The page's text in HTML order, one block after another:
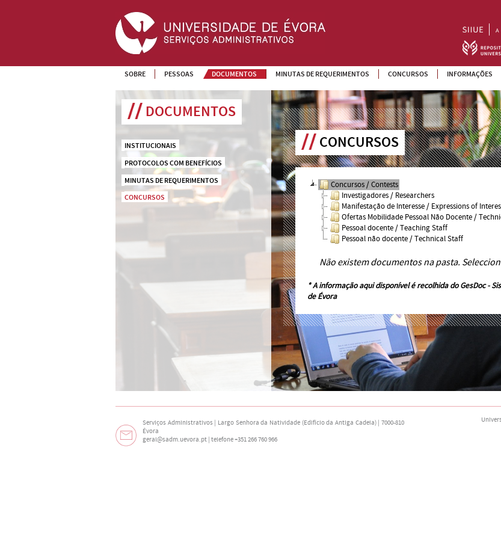
SOBRE PESSOAS DOCUMENTOS MINUTAS DE REQUERIMENTOS CONCURSOS INFORMAÇÕES
DOCUMENTOS
INSTITUCIONAIS
PROTOCOLOS COM BENEFÍCIOS
MINUTAS DE REQUERIMENTOS
CONCURSOS
CONCURSOS
Concursos / Contests
Investigadores / Researchers
Manifestação de Interesse / Expressions of
Ofertas Mobilidade Pessoal Não Docente /
Pessoal docente / Teaching Staff
Pessoal não docente / Technical Staff
Não existem documentos na pasta.
* A informação aqui disponível é recolhida doGesDoc -
de Évora
Serviços Administrativos | Largo Senhora da Natividade (Edifício da Antiga Cadeia) | 7000-810
Évora
geral@sadm.uevora.pt | telefone +351 266 760 966